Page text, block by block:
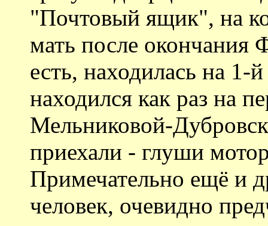
"Почтовый ящик", на
мать после окончания
есть, находилась на
находился как раз на
Мельниковой-
приехали - глуши
Примечательно ещё и
человек, очевидно